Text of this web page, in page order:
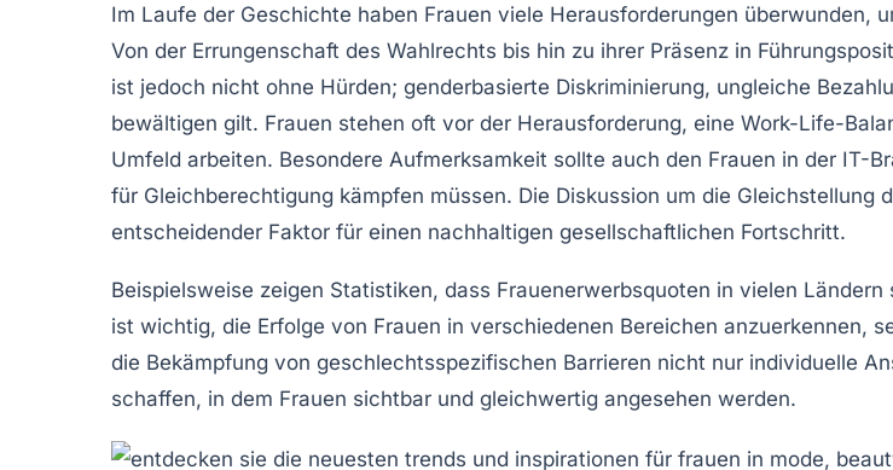
Im Laufe der Geschichte haben Frauen viele Herausforderungen überwunden,
Von der Errungenschaft des Wahlrechts bis hin zu ihrer Präsenz in
ist jedoch nicht ohne Hürden; genderbasierte Diskriminierung, ungleiche
bewältigen gilt. Frauen stehen oft vor der Herausforderung, eine Work-Life-
Umfeld arbeiten. Besondere Aufmerksamkeit sollte auch den Frauen in der IT-
für Gleichberechtigung kämpfen müssen. Die Diskussion um die Gleichstellung
entscheidender Faktor für einen nachhaltigen gesellschaftlichen Fortschritt.
Beispielsweise zeigen Statistiken, dass Frauenerwerbsquoten in vielen
ist wichtig, die Erfolge von Frauen in verschiedenen Bereichen anzuerkennen,
die Bekämpfung von geschlechtsspezifischen Barrieren nicht nur individuelle
schaffen, in dem Frauen sichtbar und gleichwertig angesehen werden.